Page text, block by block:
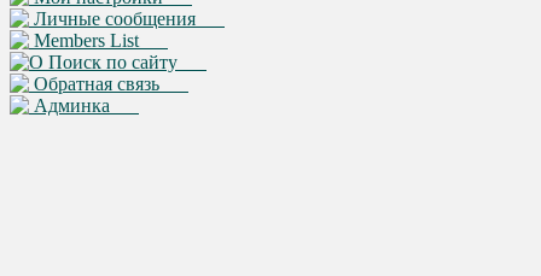
Личные сообщения
Members List
Поиск по сайту
Обратная связь
Админка